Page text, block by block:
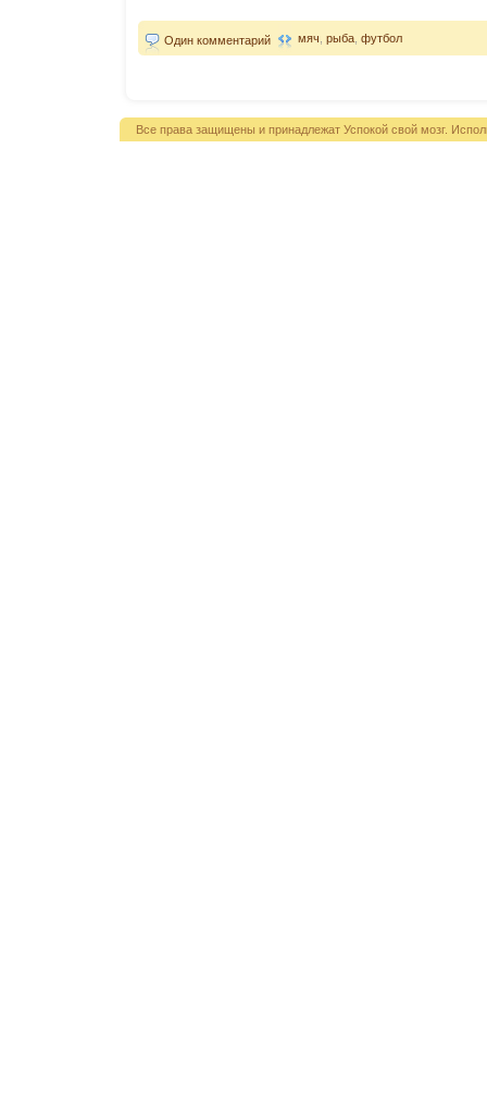
Один комментарий мяч рыба футбол
Все права защищены и принадлежат Успокой свой мозг.